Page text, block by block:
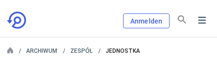
Anmelden
ARCHIWUM ZESPÓŁ JEDNOSTKA